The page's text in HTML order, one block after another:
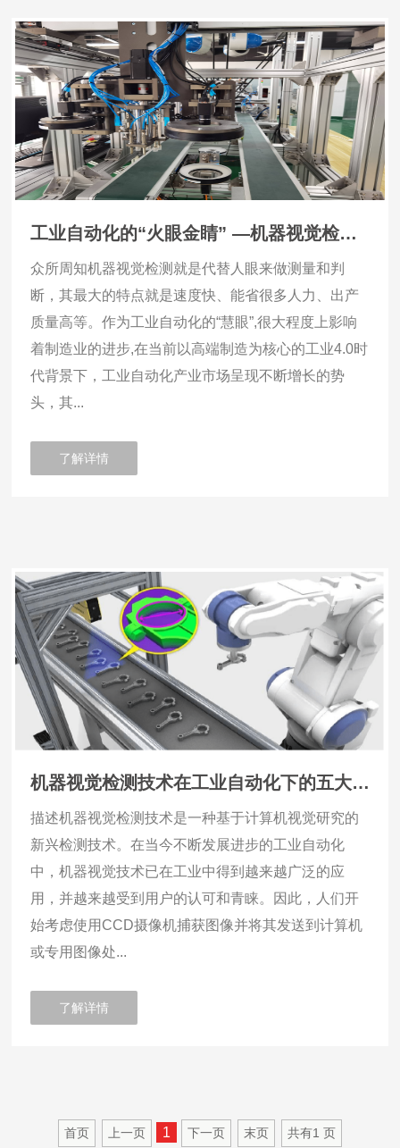
工业自动化的“火眼金睛” —机器视觉检测助力制造业发展
众所周知机器视觉检测就是代替人眼来做测量和判
断，其最大的特点就是速度快、能省很多人力、出产
质量高等。作为工业自动化的“慧眼”,很大程度上影响
着制造业的进步,在当前以高端制造为核心的工业4.0时
代背景下，工业自动化产业市场呈现不断增长的势
头，其...
了解详情
机器视觉检测技术在工业自动化下的五大应用
描述机器视觉检测技术是一种基于计算机视觉研究的
新兴检测技术。在当今不断发展进步的工业自动化
中，机器视觉技术已在工业中得到越来越广泛的应
用，并越来越受到用户的认可和青睐。因此，人们开
始考虑使用CCD摄像机捕获图像并将其发送到计算机
或专用图像处...
了解详情
首页 上一页 1 下一页 末页 共有1 页